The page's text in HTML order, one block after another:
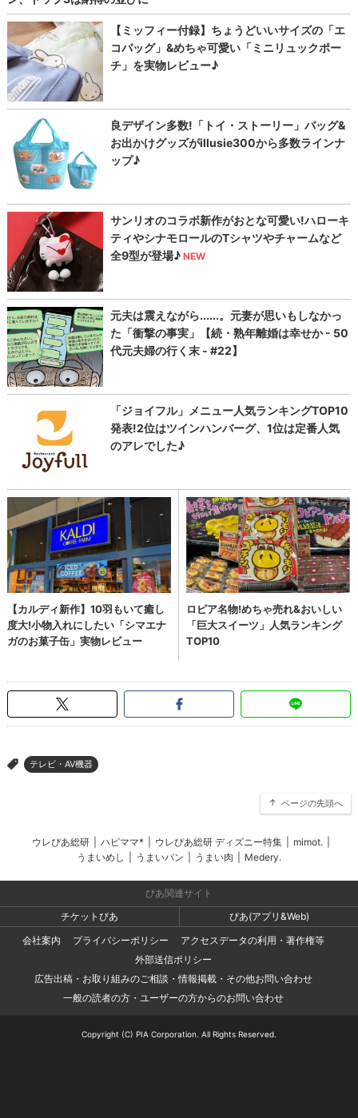
> テレビ・AV機器
ページの先頭へ
ウレぴあ総研 ハピママ* ウレぴあ総研 ディズニー特集 mimot.
うまいめし
うまいパン うまい肉 Medery.
ぴあ関連サイト
チケットぴあ
ぴあ(アプリ&Web)
会社案内
プライバシーポリシー
アクセスデータの利用・著作権等
外部送信ポリシー
広告出稿・お取り組みのご相談・情報掲載・その他お問い合わせ
一般の読者の方・ユーザーの方からのお問い合わせ
Copyright (C) PIA Corporation. All Rights Reserved.